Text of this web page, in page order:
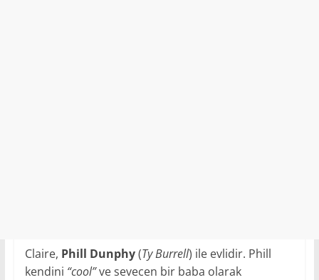
Claire, Phill Dunphy(Ty Burrell) ile evlidir. Phill
kendini “cool”ve sevecen bir baba olarak